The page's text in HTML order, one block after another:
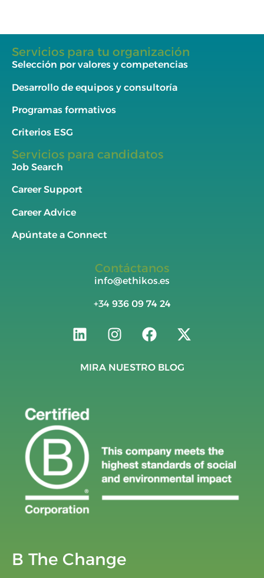
Servicios para tu organización
Selección por valores y competencias
Desarrollo de equipos y consultoría
Programas formativos
Criterios ESG
Servicios para candidatos
Job Search
Career Support
Career Advice
Apúntate a Connect
Contáctanos
info@ethikos.es
+34 936 09 74 24
MIRA NUESTRO BLOG
B The Change